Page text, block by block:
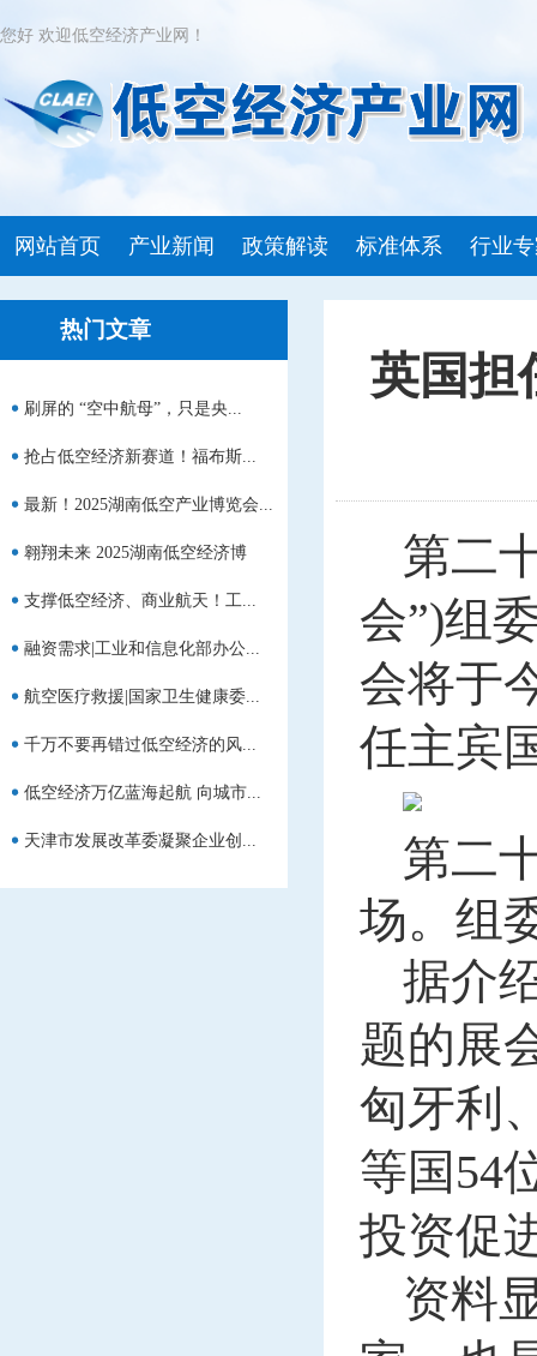
您好 欢迎低空经济产业网！
网站首页 产业新闻 政策解读 标准体系 行业
热门文章
刷屏的 “空中航母”，只是央...
抢占低空经济新赛道！福布斯...
最新！2025湖南低空产业博览会...
翱翔未来 2025湖南低空经济博
览...
支撑低空经济、商业航天！工...
融资需求|工业和信息化部办公...
航空医疗救援|国家卫生健康委...
千万不要再错过低空经济的风...
低空经济万亿蓝海起航 向城市...
天津市发展改革委凝聚企业创...
英国担
第二
会”)组
会将于
任主宾
第二
场。组
据介
题的展
匈牙利
等国54
投资促
资料